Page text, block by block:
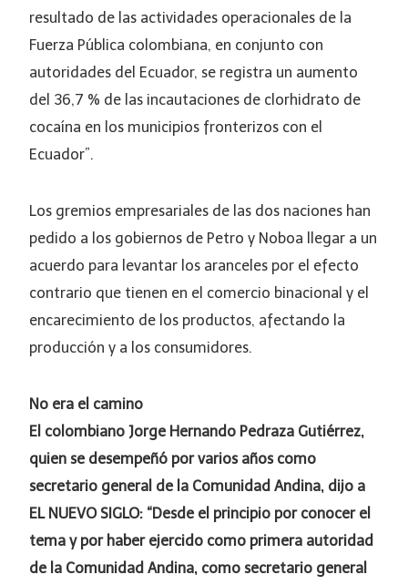
resultado de las actividades operacionales de la
Fuerza Pública colombiana, en conjunto con
autoridades del Ecuador, se registra un aumento
del 36,7 % de las incautaciones de clorhidrato de
cocaína en los municipios fronterizos con el
Ecuador”.
Los gremios empresariales de las dos naciones han
pedido a los gobiernos de Petro y Noboa llegar a un
acuerdo para levantar los aranceles por el efecto
contrario que tienen en el comercio binacional y el
encarecimiento de los productos, afectando la
producción y a los consumidores.
No era el camino
El colombiano Jorge Hernando Pedraza Gutiérrez,
quien se desempeñó por varios años como
secretario general de la Comunidad Andina, dijo a
EL NUEVO SIGLO: “Desde el principio por conocer el
tema y por haber ejercido como primera autoridad
de la Comunidad Andina, como secretario general